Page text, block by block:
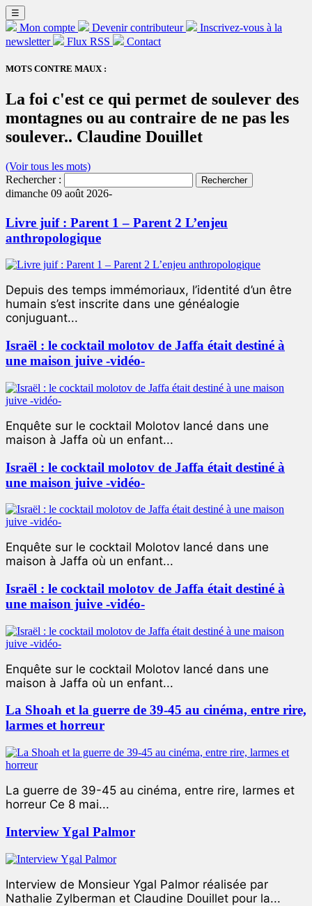
☰
Mon compte Devenir contributeur
Inscrivez-vous à la
newsletter
Flux RSS Contact
MOTS CONTRE MAUX :
La foi c'est ce qui permet de soulever des
montagnes ou au contraire de ne pas les
soulever.. Claudine Douillet
(Voir tous les mots)
Rechercher :
dimanche 09 août 2026-
Livre juif : Parent 1 – Parent 2 L’enjeu
anthropologique
Depuis des temps immémoriaux, l’identité d’un être
humain s’est inscrite dans une généalogie
conjuguant...
Israël : le cocktail molotov de Jaffa était destiné à
une maison juive -vidéo-
Enquête sur le cocktail Molotov lancé dans une
maison à Jaffa où un enfant...
Israël : le cocktail molotov de Jaffa était destiné à
une maison juive -vidéo-
Enquête sur le cocktail Molotov lancé dans une
maison à Jaffa où un enfant...
Israël : le cocktail molotov de Jaffa était destiné à
une maison juive -vidéo-
Enquête sur le cocktail Molotov lancé dans une
maison à Jaffa où un enfant...
La Shoah et la guerre de 39-45 au cinéma, entre rire,
larmes et horreur
La guerre de 39-45 au cinéma, entre rire, larmes et
horreur Ce 8 mai...
Interview Ygal Palmor
Interview de Monsieur Ygal Palmor réalisée par
Nathalie Zylberman et Claudine Douillet pour la...